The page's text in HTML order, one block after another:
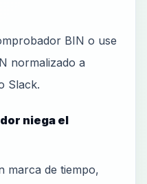
BIN o use
normalizado a
Slack.
niega el
marca de tiempo,